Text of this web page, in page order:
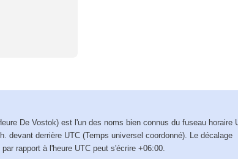
De Vostok) est l'un des noms bien connus du fuseau horaire
devant derrière UTC (Temps universel coordonné). Le décalage
par rapport à l'heure UTC peut s'écrire +06:00.